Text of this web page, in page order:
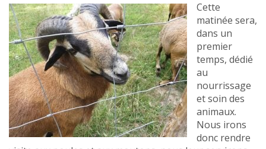
Cette
matinée sera,
dans un
premier
temps, dédié
au
nourrissage
et soin des
animaux.
Nous irons
donc rendre